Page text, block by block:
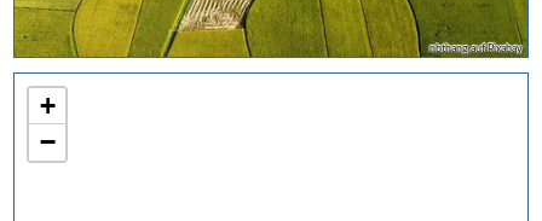
nbthang auf Pixabay
+
−